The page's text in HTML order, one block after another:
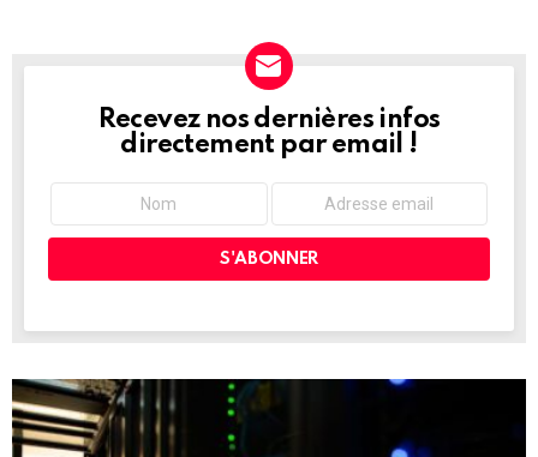
NEWSLETTER
Recevez nos dernières infos
directement par email !